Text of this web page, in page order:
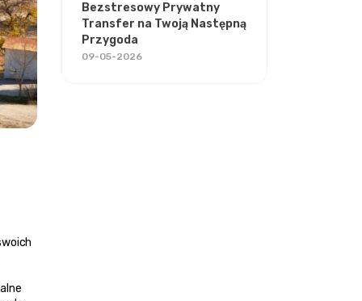
Bezstresowy Prywatny
Transfer na Twoją Następną
Przygoda
09-05-2026